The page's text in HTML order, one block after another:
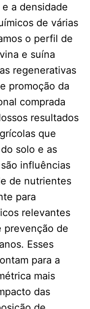
a densidade
de várias
o perfil de
e suína
regenerativas
promoção da
comprada
resultados
que
solo e as
influências
de nutrientes
para
relevantes
prevenção de
Esses
para a
mais
das